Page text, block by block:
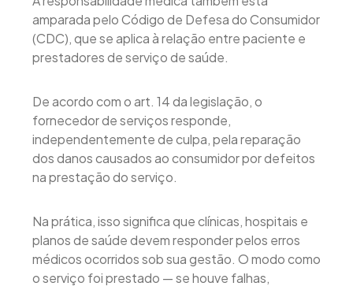
amparada pelo Código de Defesa do Consumidor
(CDC), que se aplica à relação entre paciente e
prestadores de serviço de saúde.
De acordo com o art. 14 da legislação, o
fornecedor de serviços responde,
independentemente de culpa, pela reparação
dos danos causados ao consumidor por defeitos
na prestação do serviço.
Na prática, isso significa que clínicas, hospitais e
planos de saúde devem responder pelos erros
médicos ocorridos sob sua gestão. O modo como
o serviço foi prestado — se houve falhas,